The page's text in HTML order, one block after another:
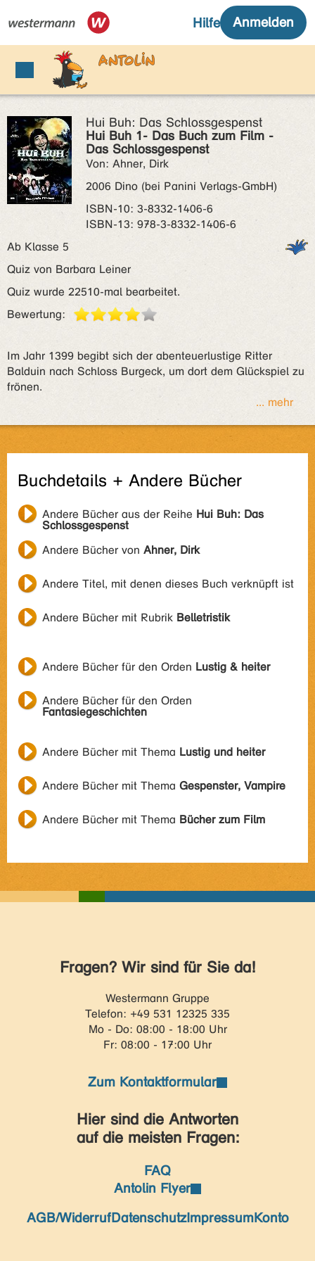
Hui Buh: Das Schlossgespenst
Hui Buh 1- Das Buch zum Film -
Das Schlossgespenst
Von: Ahner, Dirk
2006 Dino (bei Panini Verlags-GmbH)
ISBN‑10: 3-8332-1406-6
ISBN‑13: 978-3-8332-1406-6
Ab Klasse 5
Quiz von Barbara Leiner
Quiz wurde 22510-mal bearbeitet.
Bewertung:
Im Jahr 1399 begibt sich der abenteuerlustige Ritter
Balduin nach Schloss Burgeck, um dort dem Glückspiel zu
frönen.
... mehr
Buchdetails + Andere Bücher
Andere Bücher aus der Reihe Hui Buh: Das
Schlossgespenst
Andere Bücher von Ahner, Dirk
Andere Titel, mit denen dieses Buch verknüpft ist
Andere Bücher mit Rubrik Belletristik
Andere Bücher für den Orden Lustig & heiter
Andere Bücher für den Orden
Fantasiegeschichten
Andere Bücher mit Thema Lustig und heiter
Andere Bücher mit Thema Gespenster, Vampire
Andere Bücher mit Thema Bücher zum Film